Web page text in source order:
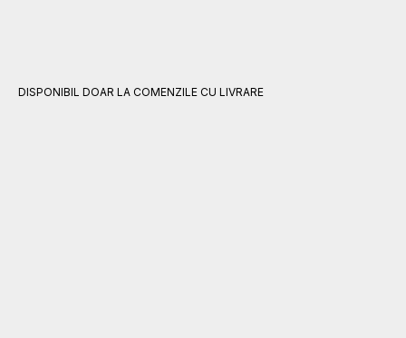
DISPONIBIL DOAR LA COMENZILE CU LIVRARE